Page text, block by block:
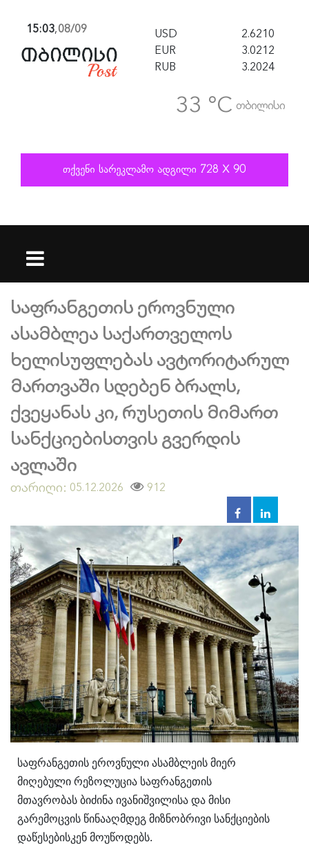
15:03,08/09 USD
2.6210
EUR
3.0212
RUB
3.2024
33 °C თბილისი
საფრანგეთის ეროვნული
ასამბლეა საქართველოს
ხელისუფლებას ავტორიტარულ
მართვაში სდებენ ბრალს,
ქვეყანას კი, რუსეთის მიმართ
სანქციებისთვის გვერდის
ავლაში
თარიღი: 05.12.2026 912
საფრანგეთის ეროვნული ასამბლეის მიერ
მიღებული რეზოლუცია საფრანგეთის
მთავრობას ბიძინა ივანიშვილისა და მისი
გარემოცვის წინააღმდეგ მიზნობრივი სანქციების
დაწესებისკენ მოუწოდებს.